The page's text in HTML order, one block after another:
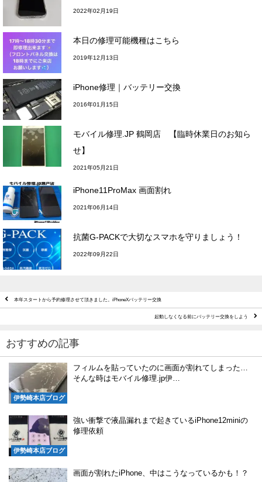
2022年02月19日
本日の修理可能機種はこちら
2019年12月13日
iPhone修理｜バッテリー交換
2016年01月15日
モバイル修理.JP 鶴岡店 【臨時休業日のお知ら
せ】
2021年05月21日
iPhone11ProMax 画面割れ
2021年06月14日
抗菌G-PACKで大切なスマホを守りましょう！
2022年09月22日
本年スタートから予約修理させて頂きました。iPhoneXバッテリー交換
起動しなくなる前にバッテリー交換をしよう
おすすめの記事
伊勢崎本店ブログ
フィルムを貼っていたのに画面が割れてしまった…
そんな時はモバイル修理.jp伊…
伊勢崎本店ブログ
強い衝撃で液晶漏れまで起きているiPhone12miniの
修理依頼
画面が割れたiPhone、中はこうなっているかも！？